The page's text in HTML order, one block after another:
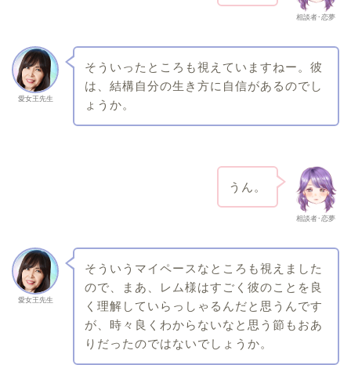
相談者･恋夢
愛女王先生
そういったところも視えていますねー。彼
は、結構自分の生き方に自信があるのでし
ょうか。
相談者･恋夢
うん。
愛女王先生
そういうマイペースなところも視えました
ので、まあ、レム様はすごく彼のことを良
く理解していらっしゃるんだと思うんです
が、時々良くわからないなと思う節もおあ
りだったのではないでしょうか。